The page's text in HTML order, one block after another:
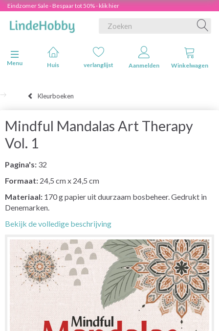
Eindzomer Sale - Bespaar tot 50% - klik hier
Navigatie in-/uitschakelen
Menu
Huis verlanglijst Aanmelden Winkelwagen
Kleurboeken
Mindful Mandalas Art Therapy
Vol. 1
Pagina's: 32
Formaat: 24,5 cm x 24,5 cm
Materiaal: 170 g papier uit duurzaam bosbeheer. Gedrukt in
Denemarken.
Bekijk de volledige beschrijving